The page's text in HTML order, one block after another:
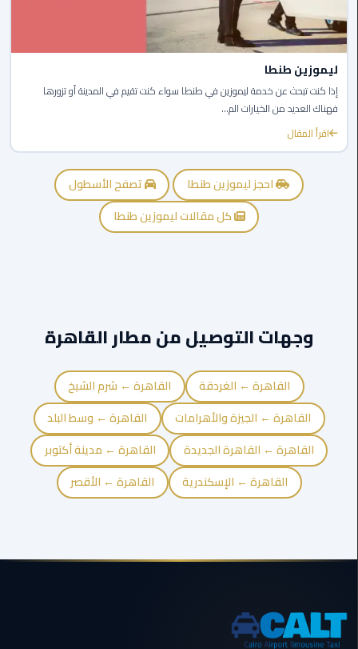
ليموزين
من
القاهرة
للاسكندرية
ليموزين
العجوزه
إلى
القاهرة
ليموزين
مطار
الى
الساحل
ليموزين طنطا
إذا كنت تبحث عن خدمة ليموزين في طنطا سواء كنت تقيم في المدينة أو تزورها
فهناك العديد من الخيارات الم...
اقرأ المقال
احجز ليموزين طنطا
تصفح الأسطول
كل مقالات ليموزين طنطا
وجهات التوصيل من مطار القاهرة
القاهرة ← الغردقة
القاهرة ← شرم الشيخ
القاهرة ← الجيزة والأهرامات
القاهرة ← وسط البلد
القاهرة ← القاهرة الجديدة
القاهرة ← مدينة أكتوبر
القاهرة ← الإسكندرية
القاهرة ← الأقصر